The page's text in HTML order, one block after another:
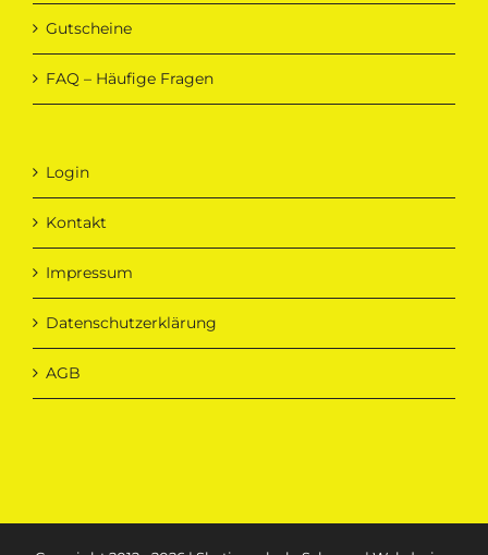
Gutscheine
FAQ – Häufige Fragen
Login
Kontakt
Impressum
Datenschutzerklärung
AGB